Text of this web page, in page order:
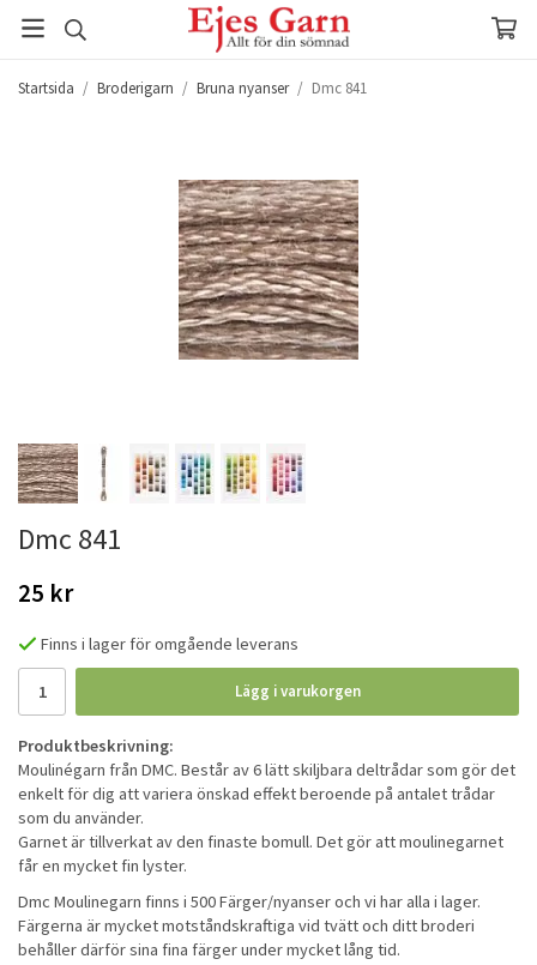
Startsida / Broderigarn / Bruna nyanser / Dmc 841
Dmc 841
25 kr
Finns i lager för omgående leverans
Lägg i varukorgen
Produktbeskrivning:
Moulinégarn från DMC. Består av 6 lätt skiljbara deltrådar som gör det
enkelt för dig att variera önskad effekt beroende på antalet trådar
som du använder.
Garnet är tillverkat av den finaste bomull. Det gör att moulinegarnet
får en mycket fin lyster.
Dmc Moulinegarn finns i 500 Färger/nyanser och vi har alla i lager.
Färgerna är mycket motståndskraftiga vid tvätt och ditt broderi
behåller därför sina fina färger under mycket lång tid.